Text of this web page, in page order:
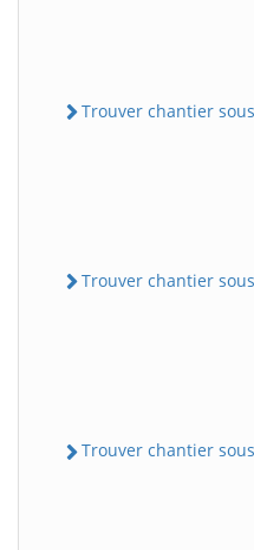
Trouver chantier
Trouver chantier
Trouver chantier